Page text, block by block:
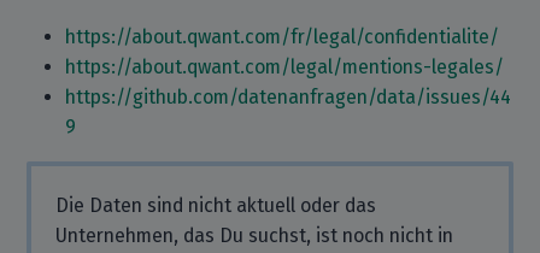
https://about.qwant.com/fr/legal/confidentialite/
https://about.qwant.com/legal/mentions-legales/
https://github.com/datenanfragen/data/issues/44
9
Die Daten sind nicht aktuell oder das
Unternehmen, das Du suchst, ist noch nicht in